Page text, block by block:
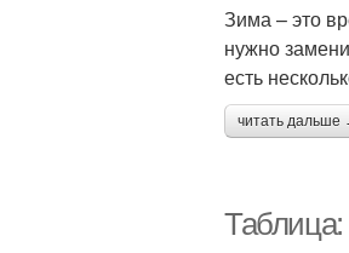
Зима – это
нужно
есть
читать дальше
Таблица: